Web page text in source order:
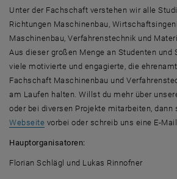
Unter der Fachschaft verstehen wir alle
Richtungen Maschinenbau,
Maschinenbau, Verfahrenstechnik und
Aus dieser großen Menge an Studenten und
viele motivierte und engagierte, die
Fachschaft Maschinenbau und
am Laufen halten. Willst du mehr über
oder bei diversen Projekte mitarbeiten, dann
Webseite, öffnet eine externe URL in einem
vorbei oder schreib uns eine E-
Hauptorganisatoren:
Florian Schlägl und Lukas Rinnofner